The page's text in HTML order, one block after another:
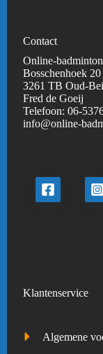
Contact
Online-
Bosschenhoek 20
3261 TB Oud-
Fred de Goeij
Telefoon:06-
info@online-
Klantenservice
Algemene